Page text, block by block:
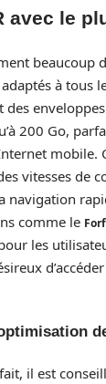
avec le
beaucoup
à tous
200 Go,
mobile.
vitesses de
navigation
comme le
les
il est